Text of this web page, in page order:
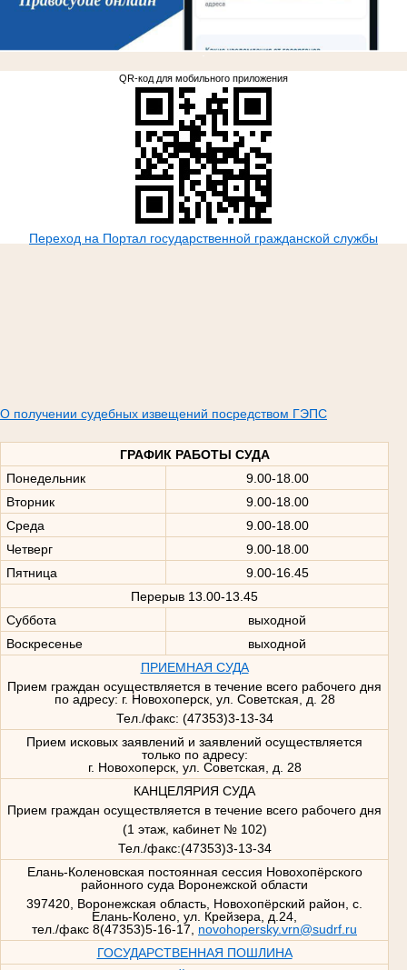
.
QR-код для мобильного приложения
Переход на Портал государственной гражданской службы
О получении судебных извещений посредством ГЭПС
ГРАФИК РАБОТЫ СУДА
Понедельник
9.00-18.00
Вторник
9.00-18.00
Среда
9.00-18.00
Четверг
9.00-18.00
Пятница
9.00-16.45
Перерыв 13.00-13.45
Суббота
выходной
Воскресенье
выходной
ПРИЕМНАЯ СУДА
Прием граждан осуществляется в течение всего рабочего дня
по адресу: г. Новохоперск, ул. Советская, д. 28
Тел./факс: (47353)3-13-34
Прием исковых заявлений и заявлений осуществляется
только по адресу:
г. Новохоперск, ул. Советская, д. 28
КАНЦЕЛЯРИЯ СУДА
Прием граждан осуществляется в течение всего рабочего дня
(1 этаж, кабинет № 102)
Тел./факс:(47353)3-13-34
Елань-Коленовская постоянная сессия Новохопёрского
районного суда Воронежской области
397420, Воронежская область, Новохопёрский район, с.
Елань-Колено, ул. Крейзера, д.24,
тел./факс 8(47353)5-16-17, novohopersky.vrn@sudrf.ru
ГОСУДАРСТВЕННАЯ ПОШЛИНА